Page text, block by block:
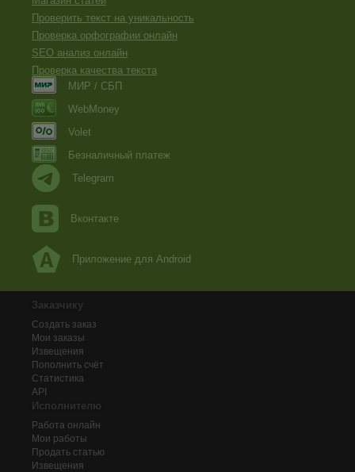
Проверить текст на уникальность
Проверка орфографии онлайн
SEO анализ онлайн
Проверка качества текста
МИР / СБП
WebMoney
Volet
Безналичный платеж
Telegram
Вконтакте
Приложение для Android
Заказчику
Создать заказ
Мои заказы
Извещения
Пополнить счёт
Статистика
API
Исполнителю
Работа онлайн
Мои работы
Продать статью
Извещения